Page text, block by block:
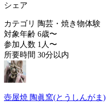
シェア
カテゴリ 陶芸・焼き物体験
対象年齢 6歳〜
参加人数 1人〜
所要時間 30分以内
壺屋焼 陶眞窯(とうしんがま)